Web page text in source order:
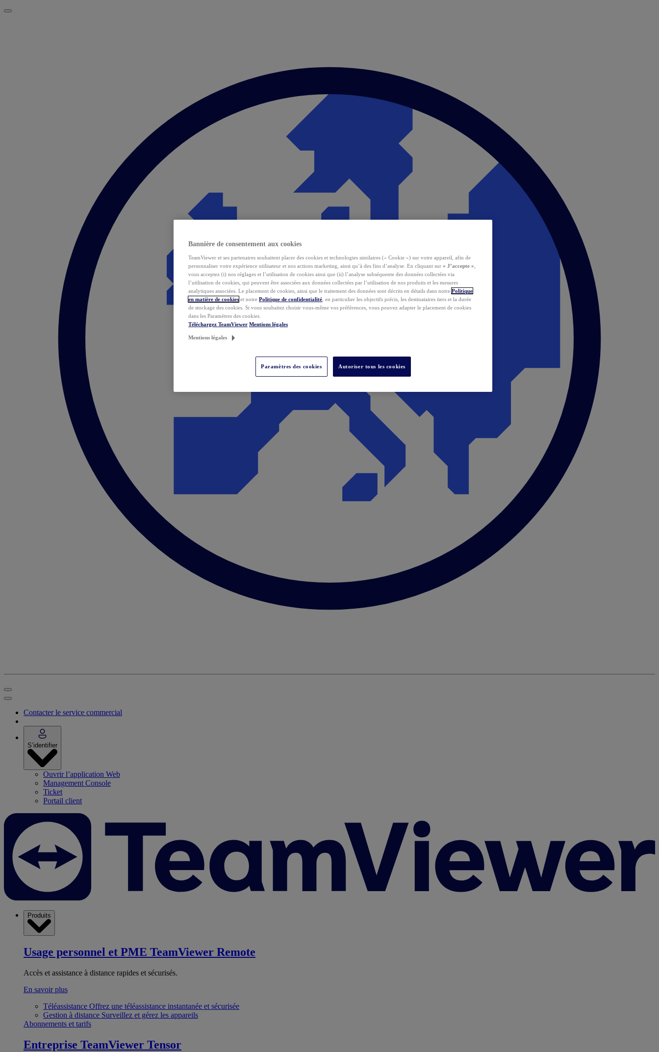
Contacter le service commercial
S’identifier
Ouvrir l’application Web
Management Console
Ticket
Portail client
Produits
Usage personnel et PME TeamViewer Remote
Accès et assistance à distance rapides et sécurisés.
En savoir plus
Téléassistance Offrez une téléassistance instantanée et sécurisée
Gestion à distance Surveillez et gérez les appareils
Abonnements et tarifs
Entreprise TeamViewer Tensor
Bannière de consentement aux cookies
TeamViewer et ses partenaires souhaitent placer des cookies et technologies similaires (« Cookie ») sur votre appareil, afin de
personnaliser votre expérience utilisateur et nos actions marketing, ainsi qu’à des fins d’analyse. En cliquant sur « J’accepte »
vous acceptez (i) nos réglages et l’utilisation de cookies ainsi que (ii) l’analyse subséquente des données collectées via
l’utilisation de cookies, qui peuvent être associées aux données collectées par l’utilisation de nos produits et les mesures
analytiques associées. Le placement de cookies, ainsi que le traitement des données sont décrits en détails dans notre Politique
en matière de cookies et notre Politique de confidentialité , en particulier les objectifs précis, les destinataires tiers et la durée
de stockage des cookies. Si vous souhaitez choisir vous-même vos préférences, vous pouvez adapter le placement de cookies
dans les Paramètres des cookies.
Téléchargez TeamViewer Mentions légales
Mentions légales
Paramètres des cookies Autoriser tous les cookies